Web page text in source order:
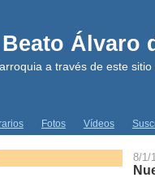
Álvaro
a través de este
Fotos Vídeos
8/1/